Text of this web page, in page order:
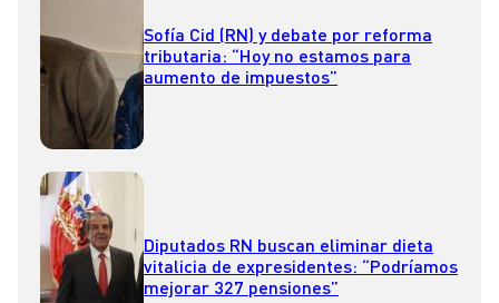
Sofía Cid (RN) y debate por reforma
tributaria: “Hoy no estamos para
aumento de impuestos”
Diputados RN buscan eliminar dieta
vitalicia de expresidentes: “Podríamos
mejorar 327 pensiones”